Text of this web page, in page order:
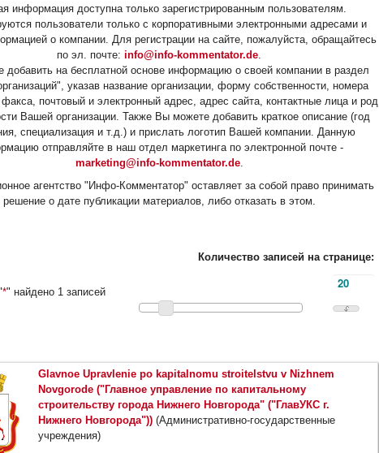
информация доступна только зарегистрированным пользователям.
пользователи только с корпоративными электронными адресами и
о компании. Для регистрации на сайте, пожалуйста, обращайтесь
по эл. почте: info@info-kommentator.de.
добавить на бесплатной основе информацию о своей компании в раздел
указав название организации, форму собственности, номера
почтовый и электронный адрес, адрес сайта, контактные лица и род
Вашей организации. Также Вы можете добавить краткое описание (год
специализация и т.д.) и прислать логотип Вашей компании. Данную
отправляйте в наш отдел маркетинга по электронной почте -
marketing@info-kommentator.de.
агентство "Инфо-Комментатор" оставляет за собой право принимать
решение о дате публикации материалов, либо отказать в этом.
*" найдено 1 записей
Количество записей на странице:
Glavnoe Upravlenie po kapitalnomu stroitelstvu v Nizhnem
Novgorode ("Главное управление по капитальному
строительству города Нижнего Новгорода" ("ГлавУКС г.
Нижнего Новгорода")) (Административно-государственные
учреждения)